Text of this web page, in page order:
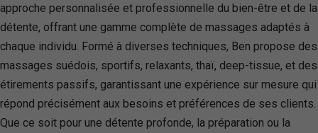
approche personnalisée et professionnelle du bien-être et de la
détente, offrant une gamme complète de massages adaptés à
chaque individu. Formé à diverses techniques, Ben propose des
massages suédois, sportifs, relaxants, thaï, deep-tissue, et des
étirements passifs, garantissant une expérience sur mesure qui
répond précisément aux besoins et préférences de ses clients.
Que ce soit pour une détente profonde, la préparation ou la